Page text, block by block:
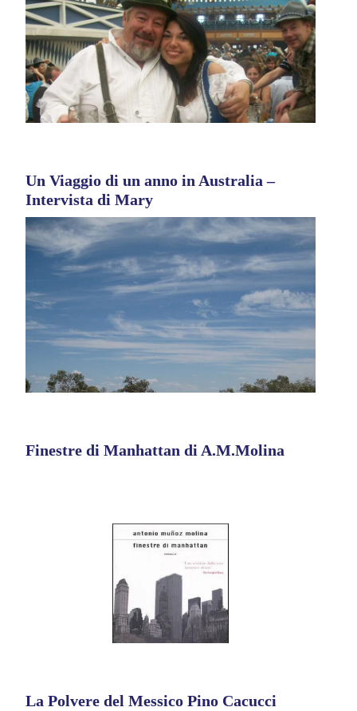
Un Viaggio di un anno in Australia –
Intervista di Mary
Finestre di Manhattan di A.M.Molina
La Polvere del Messico Pino Cacucci